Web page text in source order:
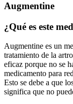
Augmentine
¿Qué es este
Augmentine es un
tratamiento de la
eficaz porque no se
medicamento para
Esto se debe a que
significa que no